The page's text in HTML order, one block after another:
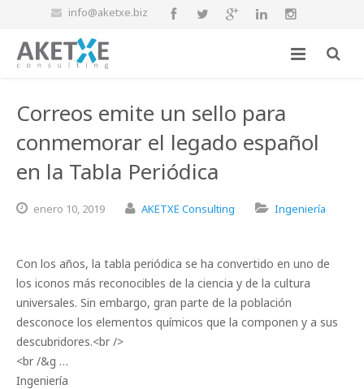
info@aketxe.biz
Correos emite un sello para
conmemorar el legado español
en la Tabla Periódica
enero 10, 2019 AKETXE Consulting Ingeniería
Con los años, la tabla periódica se ha convertido en uno de
los iconos más reconocibles de la ciencia y de la cultura
universales. Sin embargo, gran parte de la población
desconoce los elementos químicos que la componen y a sus
descubridores.<br />
<br /&g …
Ingeniería